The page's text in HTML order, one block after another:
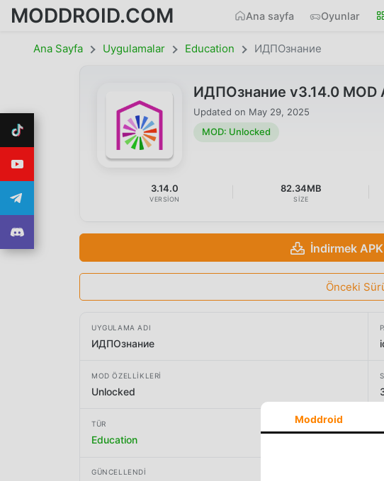
MODDROID.COM Ana sayfa Oyunlar
Ana Sayfa Uygulamalar Education ИДПОзнание
ИДПОзнание v3.14.0 MOD
Updated on May 29, 2025
MOD: Unlocked
3.14.0
VERSION
82.34MB
SIZE
İndirmek
Önceki
UYGULAMA ADI
ИДПОзнание
MOD ÖZELLIKLERI
Unlocked
TÜR
Education
GÜNCELLENDI
Moddroid